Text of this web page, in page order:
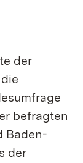
der
befragten
Baden-
der